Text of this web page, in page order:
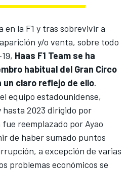
en la F1 y tras sobrevivir a
y/o venta, sobre todo
Haas F1 Team se ha
habitual del Gran Circo
claro reflejo de ello.
equipo estadounidense,
hasta 2023 dirigido por
fue reemplazado por Ayao
de haber sumado puntos
a excepción de varias
problemas económicos se